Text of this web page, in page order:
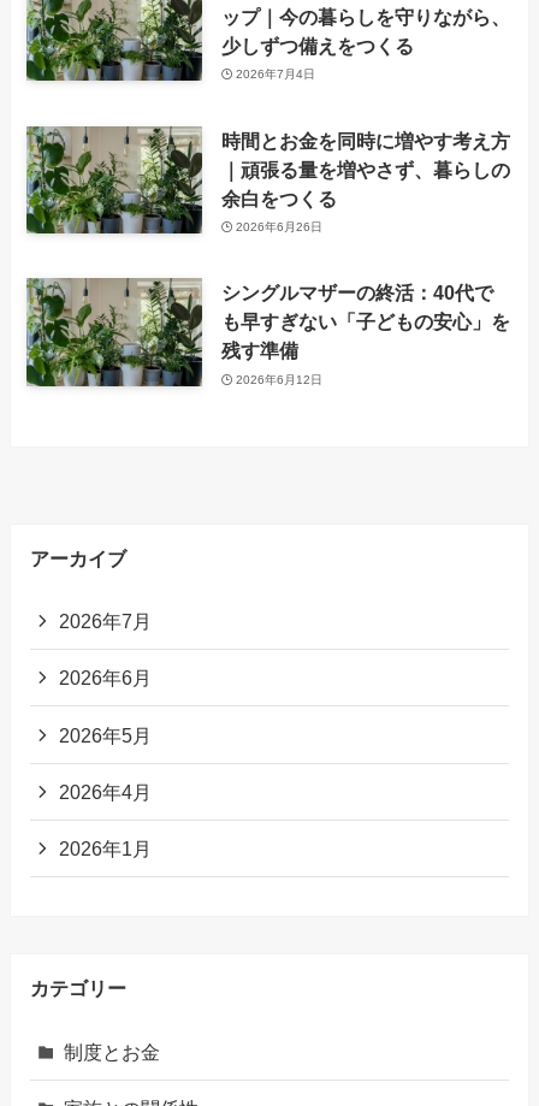
ップ｜今の暮らしを守りながら、
少しずつ備えをつくる
2026年7月4日
時間とお金を同時に増やす考え方
｜頑張る量を増やさず、暮らしの
余白をつくる
2026年6月26日
シングルマザーの終活：40代で
も早すぎない「子どもの安心」を
残す準備
2026年6月12日
アーカイブ
2026年7月
2026年6月
2026年5月
2026年4月
2026年1月
カテゴリー
制度とお金